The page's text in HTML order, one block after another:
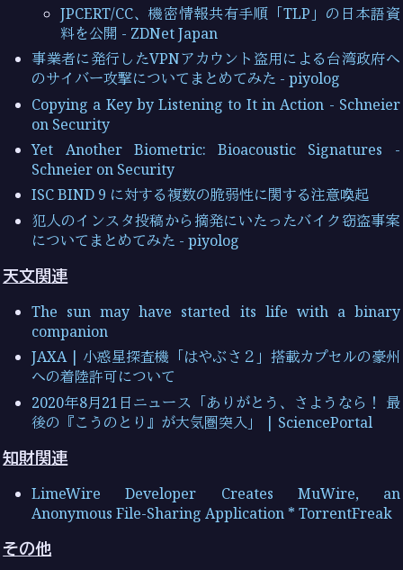
JPCERT/CC、機密情報共有手順「TLP」の日本語資
料を公開 - ZDNet Japan
事業者に発行したVPNアカウント盗用による台湾政府へ
のサイバー攻撃についてまとめてみた - piyolog
Copying a Key by Listening to It in Action - Schneier
on Security
Yet Another Biometric: Bioacoustic Signatures -
Schneier on Security
ISC BIND 9 に対する複数の脆弱性に関する注意喚起
犯人のインスタ投稿から摘発にいたったバイク窃盗事案
についてまとめてみた - piyolog
天文関連
The sun may have started its life with a binary
companion
JAXA | 小惑星探査機「はやぶさ２」搭載カプセルの豪州
への着陸許可について
2020年8月21日ニュース「ありがとう、さようなら！ 最
後の『こうのとり』が大気圏突入」 | SciencePortal
知財関連
LimeWire Developer Creates MuWire, an
Anonymous File-Sharing Application * TorrentFreak
その他